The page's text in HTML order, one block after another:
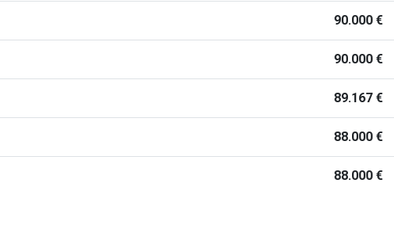
90.000 €
90.000 €
89.167 €
88.000 €
88.000 €